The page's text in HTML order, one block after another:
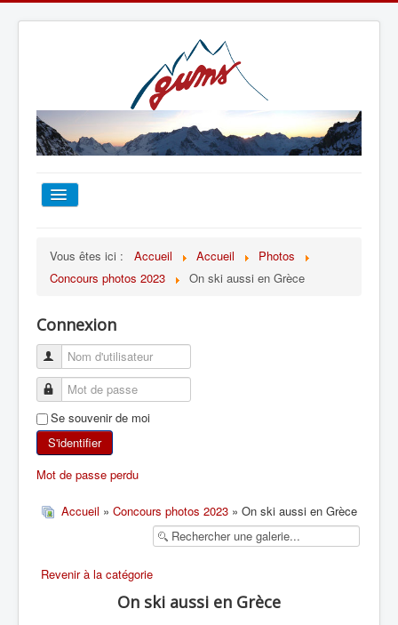
TOUT SUR LE GUMS
ESCALADE
ALPINISME
SKI DE RANDONNÉE
RANDONNÉE SPORTIVE
Vous êtes ici : Accueil Accueil
Photos
Concours photos 2023
On ski aussi en Grèce
Connexion
Se souvenir de moi
S'identifier
Mot de passe perdu
Accueil » Concours photos 2023 » On ski aussi en Grèce
Revenir à la catégorie
On ski aussi en Grèce